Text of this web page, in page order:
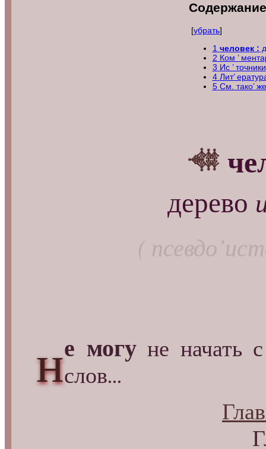
Содержание
[убрать]
1 человек :
2 Ком ’
3 Ис ’ точники
4 Лит’
5 См. тако’ же
дерево
(
не могуне начать с
слов...
Главной